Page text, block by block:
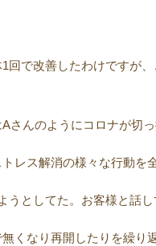
回で改善したわけですが
さんのようにコロナが切
レス解消の様々な行動を
うとしてた。お客様と話し
くなり再開したりを繰り